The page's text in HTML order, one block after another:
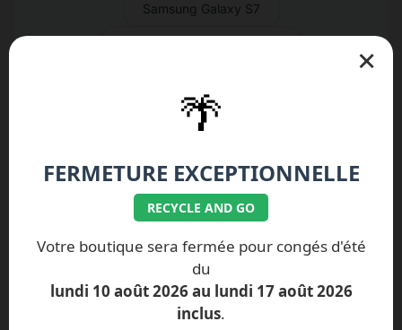
Samsung Galaxy S7
Samsung Galaxy S6 Edge
Samsung Galaxy S5 Neo
Samsung Galaxy S5 Active
Samsung Galaxy S5 Mini
Samsung Galaxy S5
Samsung Galaxy S4 Active
×
🌴
FERMETURE EXCEPTIONNELLE
RECYCLE AND GO
Votre boutique sera fermée pour congés d'été
du
lundi 10 août 2026 au lundi 17 août 2026
inclus.